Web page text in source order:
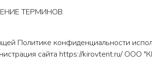
ТЕРМИНОВ
Политике конфиденциальности
сайта https://kirovtent.ru/